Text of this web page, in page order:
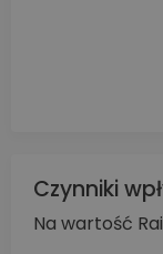
Czynniki
Na wartość